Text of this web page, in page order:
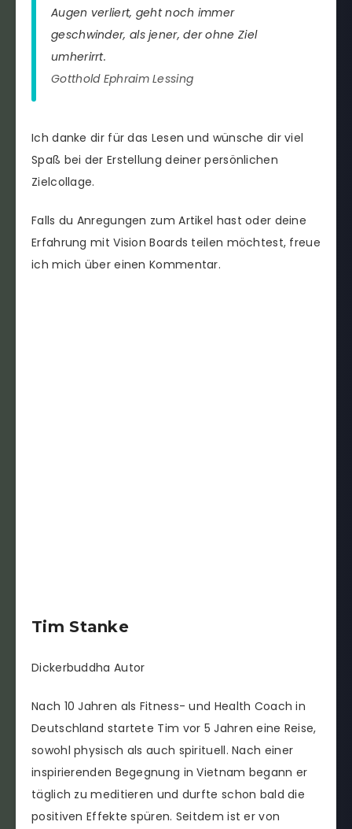
Augen verliert, geht noch immer
geschwinder, als jener, der ohne Ziel
umherirrt.
Gotthold Ephraim Lessing
Ich danke dir für das Lesen und wünsche dir viel
Spaß bei der Erstellung deiner persönlichen
Zielcollage.
Falls du Anregungen zum Artikel hast oder deine
Erfahrung mit Vision Boards teilen möchtest, freue
ich mich über einen Kommentar.
Tim Stanke
Dickerbuddha Autor
Nach 10 Jahren als Fitness- und Health Coach in
Deutschland startete Tim vor 5 Jahren eine Reise,
sowohl physisch als auch spirituell. Nach einer
inspirierenden Begegnung in Vietnam begann er
täglich zu meditieren und durfte schon bald die
positiven Effekte spüren. Seitdem ist er von